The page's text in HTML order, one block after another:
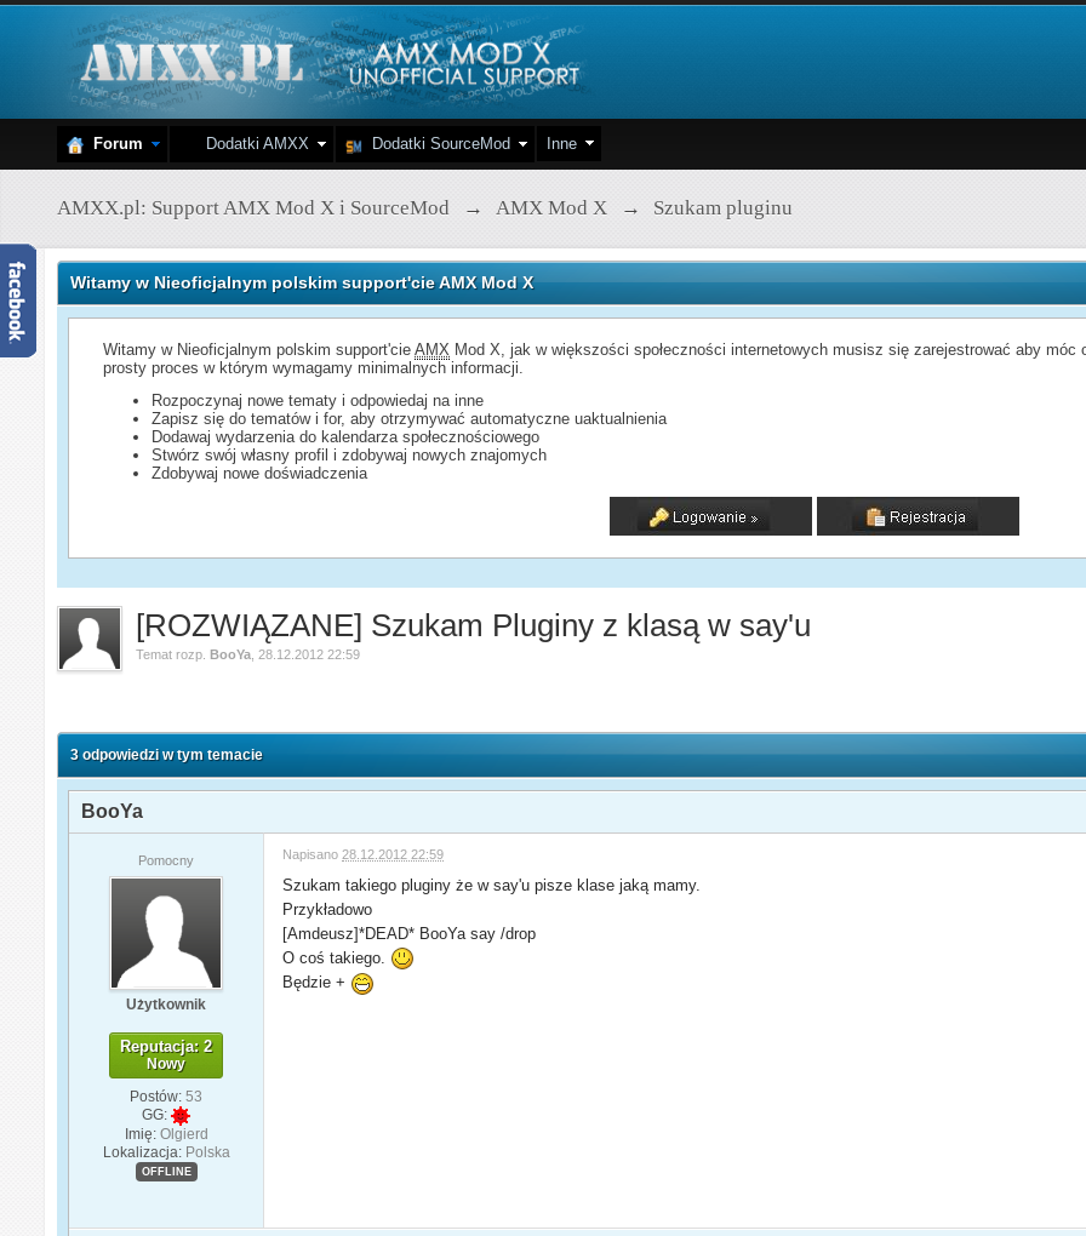
Forum Dodatki AMXX Dodatki SourceMod Inne
AMXX.pl: Support AMX Mod X i SourceMod → AMX Mod X → Szukam pluginu
Witamy w Nieoficjalnym polskim support'cie AMX Mod X
Witamy w Nieoficjalnym polskim support'cieAMX Mod X, jak w większości społeczności internetowych musisz się zarejestrować aby
prosty proces w którym wymagamy minimalnych informacji.
Rozpoczynaj nowe tematy i odpowiedaj na inne
Zapisz się do tematów i for, aby otrzymywać automatyczne uaktualnienia
Dodawaj wydarzenia do kalendarza społecznościowego
Stwórz swój własny profil i zdobywaj nowych znajomych
Zdobywaj nowe doświadczenia
[ROZWIĄZANE] Szukam Pluginy z klasą w say'u
Temat rozp.BooYa 28.12.2012 22:59
3 odpowiedzi w tym temacie
BooYa
Pomocny
Użytkownik
Reputacja: 2
Nowy
Postów: 53
GG:
Imię: Olgierd
Lokalizacja: Polska
OFFLINE
Napisano 28.12.2012 22:59
Szukam takiego pluginy że w say'u pisze klase jaką mamy.
Przykładowo
[Amdeusz]*DEAD* BooYa say /drop
O coś takiego.
Będzie +